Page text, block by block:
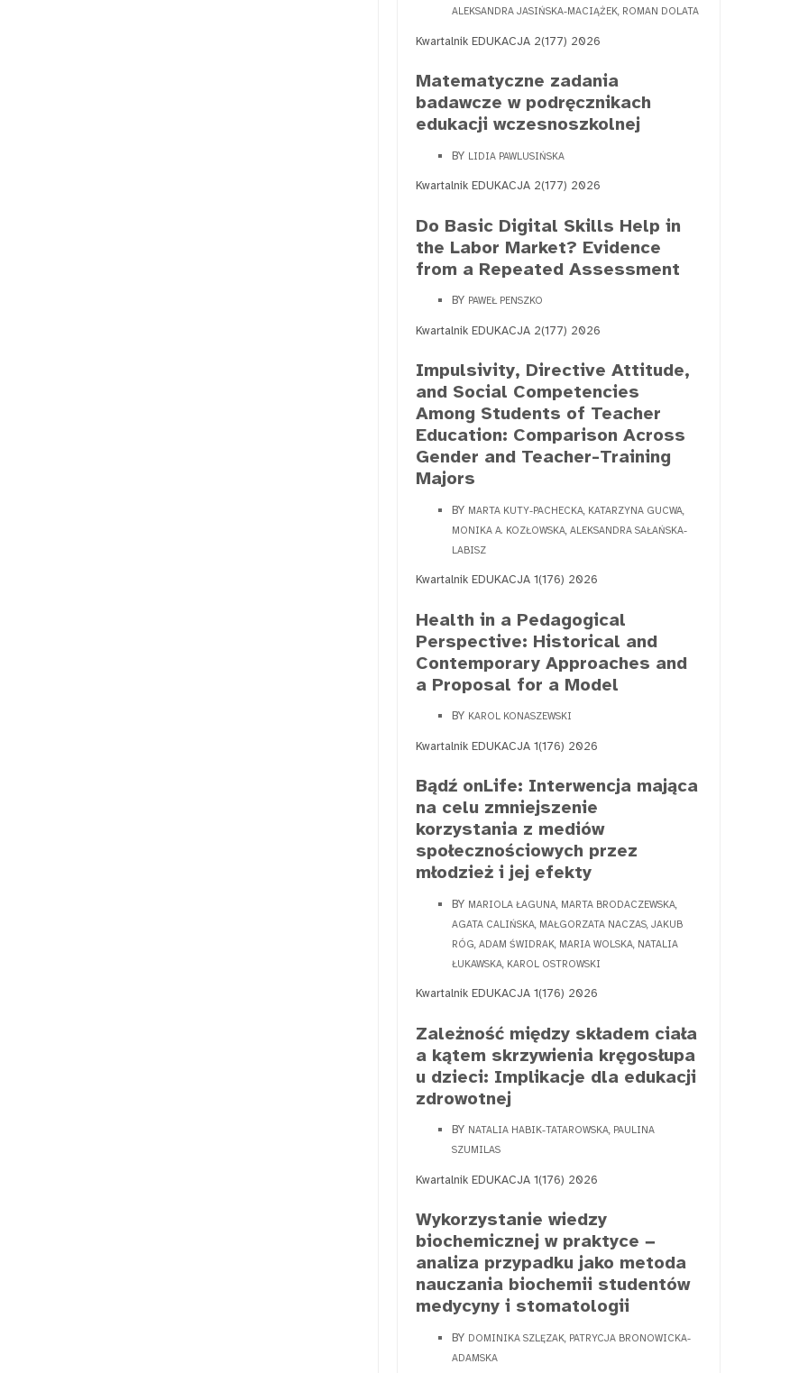
ALEKSANDRA JASIŃSKA-MACIĄŻEK, ROMAN DOLATA
Kwartalnik EDUKACJA 2(177) 2026
Matematyczne zadania
badawcze w podręcznikach
edukacji wczesnoszkolnej
BY LIDIA PAWLUSIŃSKA
Kwartalnik EDUKACJA 2(177) 2026
Do Basic Digital Skills Help in
the Labor Market? Evidence
from a Repeated Assessment
BY PAWEŁ PENSZKO
Kwartalnik EDUKACJA 2(177) 2026
Impulsivity, Directive Attitude,
and Social Competencies
Among Students of Teacher
Education: Comparison Across
Gender and Teacher-Training
Majors
BY MARTA KUTY-PACHECKA, KATARZYNA GUCWA,
MONIKA A. KOZŁOWSKA, ALEKSANDRA SAŁAŃSKA-
LABISZ
Kwartalnik EDUKACJA 1(176) 2026
Health in a Pedagogical
Perspective: Historical and
Contemporary Approaches and
a Proposal for a Model
BY KAROL KONASZEWSKI
Kwartalnik EDUKACJA 1(176) 2026
Bądź onLife: Interwencja mająca
na celu zmniejszenie
korzystania z mediów
społecznościowych przez
młodzież i jej efekty
BY MARIOLA ŁAGUNA, MARTA BRODACZEWSKA,
AGATA CALIŃSKA, MAŁGORZATA NACZAS, JAKUB
RÓG, ADAM ŚWIDRAK, MARIA WOLSKA, NATALIA
ŁUKAWSKA, KAROL OSTROWSKI
Kwartalnik EDUKACJA 1(176) 2026
Zależność między składem ciała
a kątem skrzywienia kręgosłupa
u dzieci: Implikacje dla edukacji
zdrowotnej
BY NATALIA HABIK-TATAROWSKA, PAULINA
SZUMILAS
Kwartalnik EDUKACJA 1(176) 2026
Wykorzystanie wiedzy
biochemicznej w praktyce −
analiza przypadku jako metoda
nauczania biochemii studentów
medycyny i stomatologii
BY DOMINIKA SZLĘZAK, PATRYCJA BRONOWICKA-
ADAMSKA